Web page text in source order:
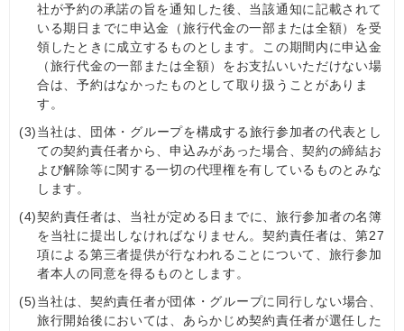
社が予約の承諾の旨を通知した後、当該通知に記載されて
いる期日までに申込金（旅行代金の一部または全額）を受
領したときに成立するものとします。この期間内に申込金
（旅行代金の一部または全額）をお支払いいただけない場
合は、予約はなかったものとして取り扱うことがありま
す。
(3)当社は、団体・グループを構成する旅行参加者の代表とし
ての契約責任者から、申込みがあった場合、契約の締結お
よび解除等に関する一切の代理権を有しているものとみな
します。
(4)契約責任者は、当社が定める日までに、旅行参加者の名簿
を当社に提出しなければなりません。契約責任者は、第27
項による第三者提供が行なわれることについて、旅行参加
者本人の同意を得るものとします。
(5)当社は、契約責任者が団体・グループに同行しない場合、
旅行開始後においては、あらかじめ契約責任者が選任した